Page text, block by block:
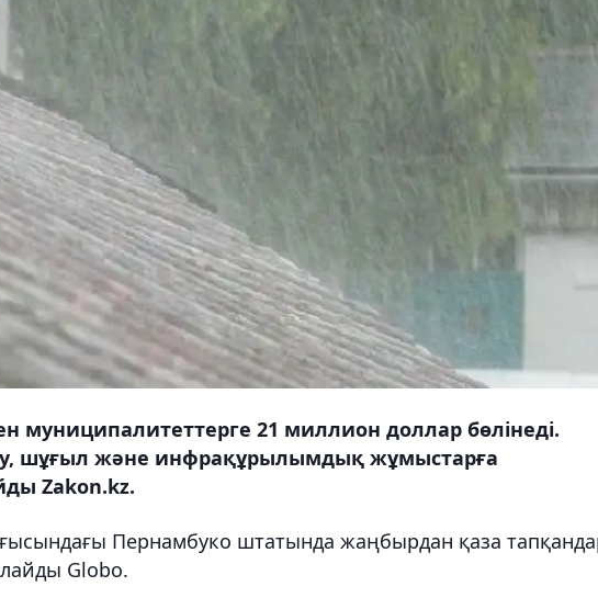
муниципалитеттерге 21 миллион доллар бөлінеді.
шұғыл және инфрақұрылымдық жұмыстарға
Zakon.kz.
Пернамбуко штатында жаңбырдан қаза
Globo.